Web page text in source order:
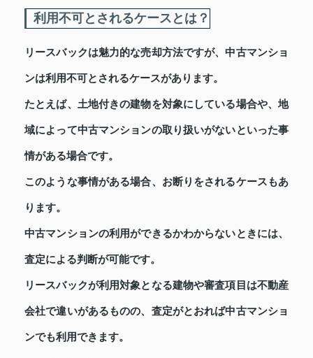
利用不可とされるケースとは？
リースバックは魅力的な売却方法ですが、中古マンショ
ンは利用不可とされるケースがあります。
たとえば、土地付きの建物を対象にしている場合や、地
域によって中古マンションの取り扱いがないといった事
情がある場合です。
このような事情がある場合、お断りをされるケースもあ
ります。
中古マンションの利用ができるかわからないときには、
査定による判断が可能です。
リースバックが利用対象となる建物や審査項目は不動産
会社で違いがあるものの、査定がとおれば中古マンショ
ンでも利用できます。